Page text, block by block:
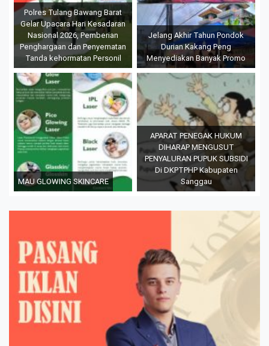
Polres Tulang Bawang Barat
Gelar Upacara Hari Kesadaran
Nasional 2026, Pemberian
Penghargaan dan Penyematan
Tanda kehormatan Personil
Jelang Akhir Tahun Pondok
Durian Kakang Peng
Menyediakan Banyak Promo
MAU GLOWING SKINCARE
APARAT PENEGAK HUKUM
DIHARAP MENGUSUT
PENYALURAN PUPUK SUBSIDI
Di DKPTPHP Kabupaten
Sanggau